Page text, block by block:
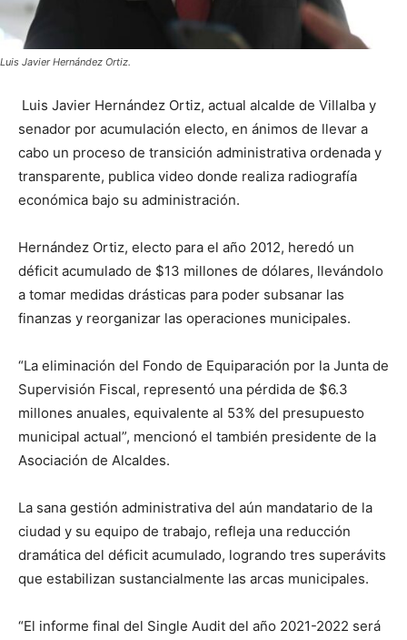
Luis Javier Hernández Ortiz.
Luis Javier Hernández Ortiz, actual alcalde de Villalba y
senador por acumulación electo, en ánimos de llevar a
cabo un proceso de transición administrativa ordenada y
transparente, publica video donde realiza radiografía
económica bajo su administración.
Hernández Ortiz, electo para el año 2012, heredó un
déficit acumulado de $13 millones de dólares, llevándolo
a tomar medidas drásticas para poder subsanar las
finanzas y reorganizar las operaciones municipales.
“La eliminación del Fondo de Equiparación por la Junta de
Supervisión Fiscal, representó una pérdida de $6.3
millones anuales, equivalente al 53% del presupuesto
municipal actual”, mencionó el también presidente de la
Asociación de Alcaldes.
La sana gestión administrativa del aún mandatario de la
ciudad y su equipo de trabajo, refleja una reducción
dramática del déficit acumulado, logrando tres superávits
que estabilizan sustancialmente las arcas municipales.
“El informe final del Single Audit del año 2021-2022 será